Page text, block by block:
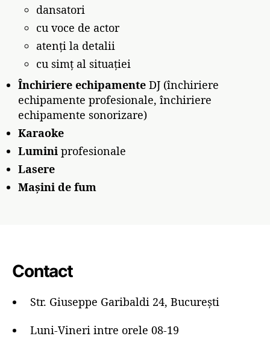
dansatori
cu voce de actor
atenți la detalii
cu simț al situației
Închiriere echipamente DJ (închiriere
echipamente profesionale, închiriere
echipamente sonorizare)
Karaoke
Lumini profesionale
Lasere
Mașini de fum
Contact
Str. Giuseppe Garibaldi 24, București
Luni-Vineri intre orele 08-19